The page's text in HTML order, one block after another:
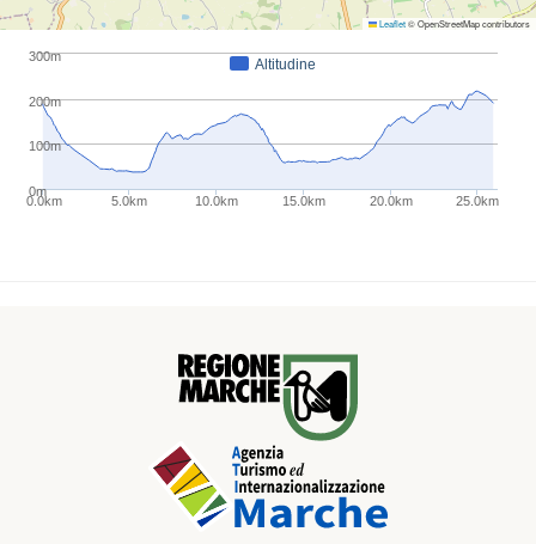
Note:
Per maggiori info:
https://www.noimarche.it/it/cicloturismo/bike-
Leaflet© OpenStreetMap contributors
Altitudine
0.0km 5.0km 10.0km 15.0km 20.0km 25.0km
0m
100m
200m
300m